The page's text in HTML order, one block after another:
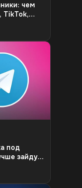
чем
TikTok,
под
зайдут